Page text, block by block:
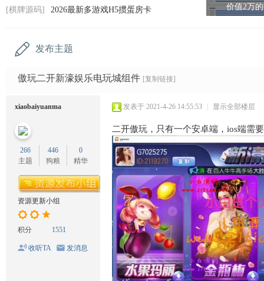
[棋牌源码]
2026最新多游戏H5掼蛋房卡 价值2万
发布主题
傲玩二开新濠娱乐电玩城组件 [复制链接]
xiaobaiyuanma
266
主题
446
狗粮
0
精华
资源更新小组
积分 1551
收听TA 发消息
发表于 2021-4-26 14:55:53 | 显示全部楼层
二开傲玩，只有一个安卓端，ios端需